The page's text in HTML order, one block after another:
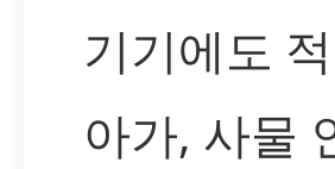
기기에도
아가, 사물